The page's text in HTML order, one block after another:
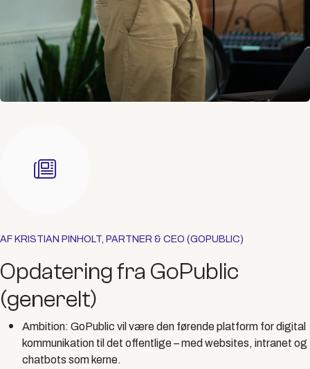
AF KRISTIAN PINHOLT, PARTNER & CEO (GOPUBLIC)
Opdatering fra GoPublic
(generelt)
Ambition:GoPublic vil være den førende platform for digital
kommunikation til det offentlige – med websites, intranet og
chatbots som kerne.